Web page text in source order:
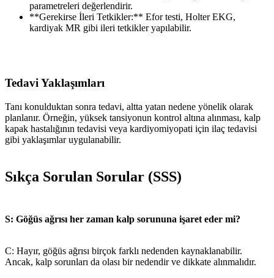
parametreleri değerlendirir.
**Gerekirse İleri Tetkikler:** Efor testi, Holter EKG,
kardiyak MR gibi ileri tetkikler yapılabilir.
Tedavi Yaklaşımları
Tanı konulduktan sonra tedavi, altta yatan nedene yönelik olarak
planlanır. Örneğin, yüksek tansiyonun kontrol altına alınması, kalp
kapak hastalığının tedavisi veya kardiyomiyopati için ilaç tedavisi
gibi yaklaşımlar uygulanabilir.
Sıkça Sorulan Sorular (SSS)
S: Göğüs ağrısı her zaman kalp sorununa işaret eder mi?
C: Hayır, göğüs ağrısı birçok farklı nedenden kaynaklanabilir.
Ancak, kalp sorunları da olası bir nedendir ve dikkate alınmalıdır.